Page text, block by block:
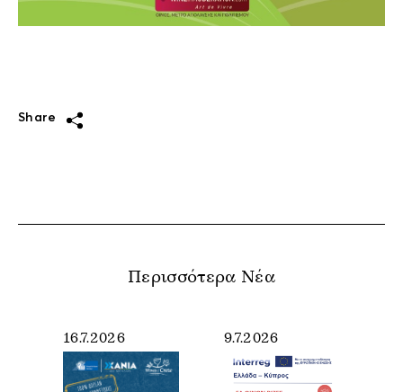
Share
Περισσότερα Νέα
16.7.2026 9.7.2026